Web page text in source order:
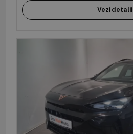
Vezi detalii